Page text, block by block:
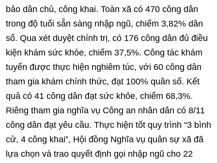
bảo dân chủ, công khai. Toàn xã có 470 công dân
trong độ tuổi sẵn sàng nhập ngũ, chiếm 3,82% dân
số. Qua xét duyệt chính trị, có 176 công dân đủ điều
kiện khám sức khỏe, chiếm 37,5%. Công tác khám
tuyển được thực hiện nghiêm túc, với 60 công dân
tham gia khám chính thức, đạt 100% quân số. Kết
quả có 41 công dân đạt sức khỏe, chiếm 68,3%.
Riêng tham gia nghĩa vụ Công an nhân dân có 8/11
công dân đạt yêu cầu. Thực hiện tốt quy trình “3 bình
cử, 4 công khai”, Hội đồng Nghĩa vụ quân sự xã đã
lựa chọn và trao quyết định gọi nhập ngũ cho 22